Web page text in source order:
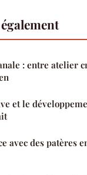
: entre atelier
et le
avec des patères